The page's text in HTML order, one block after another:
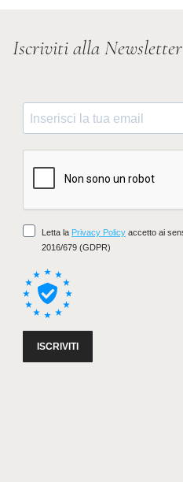
Iscriviti alla Newsletter